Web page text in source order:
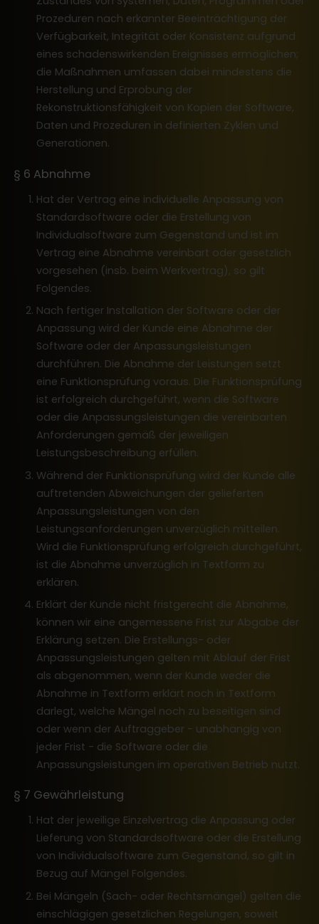
Prozeduren nach erkannter Beeinträchtigung der
Verfügbarkeit, Integrität oder Konsistenz aufgrund
eines schadenswirkenden Ereignisses ermöglichen;
die Maßnahmen umfassen dabei mindestens die
Herstellung und Erprobung der
Rekonstruktionsfähigkeit von Kopien der Software,
Daten und Prozeduren in definierten Zyklen und
Generationen.
§ 6 Abnahme
Hat der Vertrag eine individuelle Anpassung von
Standardsoftware oder die Erstellung von
Individualsoftware zum Gegenstand und ist im
Vertrag eine Abnahme vereinbart oder gesetzlich
vorgesehen (insb. beim Werkvertrag), so gilt
Folgendes.
Nach fertiger Installation der Software oder der
Anpassung wird der Kunde eine Abnahme der
Software oder der Anpassungsleistungen
durchführen. Die Abnahme der Leistungen setzt
eine Funktionsprüfung voraus. Die Funktionsprüfung
ist erfolgreich durchgeführt, wenn die Software
oder die Anpassungsleistungen die vereinbarten
Anforderungen gemäß der jeweiligen
Leistungsbeschreibung erfüllen.
Während der Funktionsprüfung wird der Kunde alle
auftretenden Abweichungen der gelieferten
Anpassungsleistungen von den
Leistungsanforderungen unverzüglich mitteilen.
Wird die Funktionsprüfung erfolgreich durchgeführt,
ist die Abnahme unverzüglich in Textform zu
erklären.
Erklärt der Kunde nicht fristgerecht die Abnahme,
können wir eine angemessene Frist zur Abgabe der
Erklärung setzen. Die Erstellungs- oder
Anpassungsleistungen gelten mit Ablauf der Frist
als abgenommen, wenn der Kunde weder die
Abnahme in Textform erklärt noch in Textform
darlegt, welche Mängel noch zu beseitigen sind
oder wenn der Auftraggeber - unabhängig von
jeder Frist - die Software oder die
Anpassungsleistungen im operativen Betrieb nutzt.
§ 7 Gewährleistung
Hat der jeweilige Einzelvertrag die Anpassung oder
Lieferung von Standardsoftware oder die Erstellung
von Individualsoftware zum Gegenstand, so gilt in
Bezug auf Mängel Folgendes.
Bei Mängeln (Sach- oder Rechtsmängel) gelten die
einschlägigen gesetzlichen Regelungen, soweit